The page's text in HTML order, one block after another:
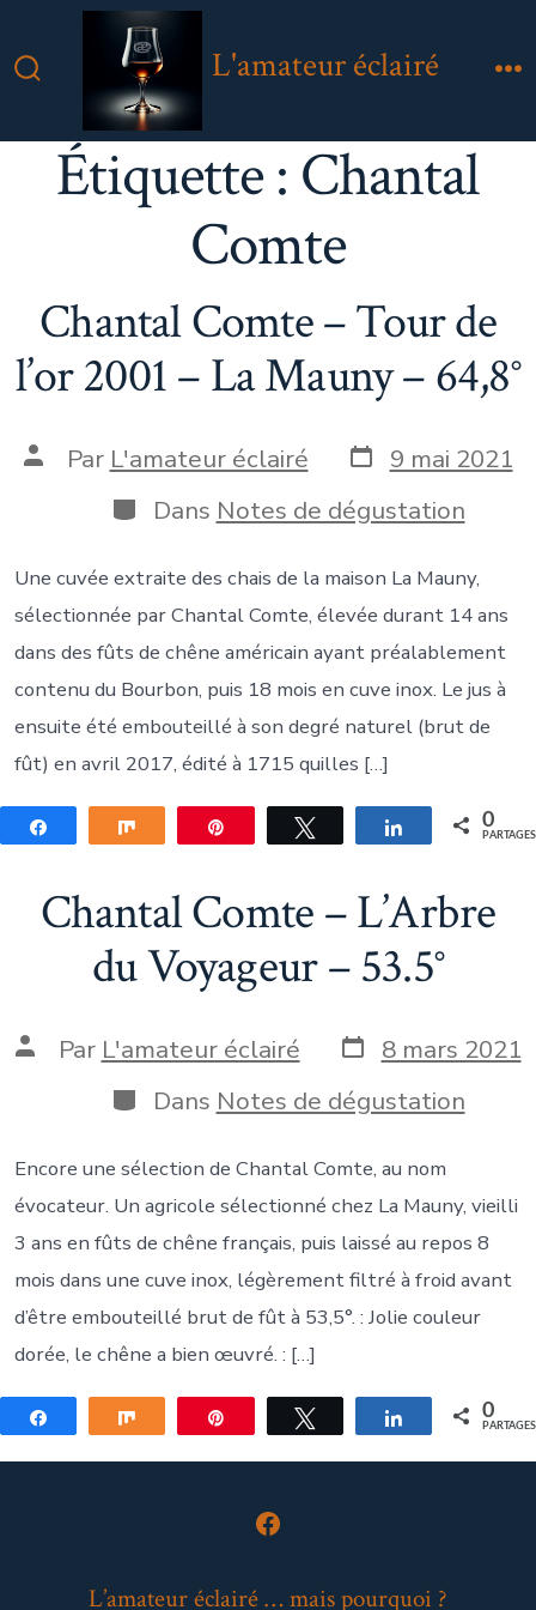
au
Bascule
Rechercher
L'amateur éclairé
Étiquette : Chantal
Comte
Chantal Comte – Tour de
l’or 2001 – La Mauny – 64,8°
Auteur
publication
Par L'amateur éclairé Date
de
publication
9 mai 2021
Catégories
Dans Notes de dégustation
Une cuvée extraite des chais de la maison La Mauny,
sélectionnée par Chantal Comte, élevée durant 14 ans
dans des fûts de chêne américain ayant préalablement
contenu du Bourbon, puis 18 mois en cuve inox. Le jus à
ensuite été embouteillé à son degré naturel (brut de
fût) en avril 2017, édité à 1715 quilles […]
Partagez Partagez Tweetez Partagez 0
PARTAGES
Chantal Comte – L’Arbre
du Voyageur – 53.5°
Auteur
publication
Par L'amateur éclairé Date
de
publication
8 mars 2021
Catégories
Dans Notes de dégustation
Encore une sélection de Chantal Comte, au nom
évocateur. Un agricole sélectionné chez La Mauny, vieilli
3 ans en fûts de chêne français, puis laissé au repos 8
mois dans une cuve inox, légèrement filtré à froid avant
d’être embouteillé brut de fût à 53,5°. : Jolie couleur
dorée, le chêne a bien œuvré. : […]
Partagez Partagez Tweetez Partagez 0
PARTAGES
Open
L’amateur éclairé … mais pourquoi ?